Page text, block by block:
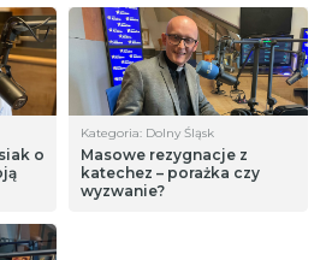
o
Kategoria: Dolny Śląsk
Masowe rezygnacje z
katechez – porażka czy
wyzwanie?